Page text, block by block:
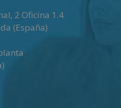
2 Oficina 1.4
(España)